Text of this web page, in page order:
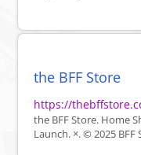
the BFF Store
https://
the BFF Store. Home
Launch. ×. © 2025